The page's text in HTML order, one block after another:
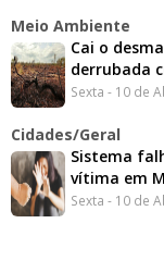
Meio Ambiente
Cai o
derrubada
Sexta - 10 de
Cidades/Geral
Sistema
vítima em
Sexta - 10 de